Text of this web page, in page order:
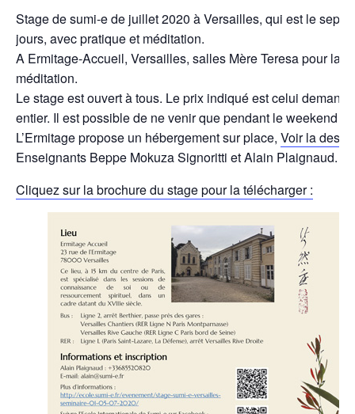
Stage de sumi-e de juillet 2020 à Versailles, qui est le
jours, avec pratique et méditation.
A Ermitage-Accueil, Versailles, salles Mère Teresa pour la
méditation.
Le stage est ouvert à tous. Le prix indiqué est celui
entier. Il est possible de ne venir que pendant le weekend
L’Ermitage propose un hébergement sur place, Voir la
Enseignants Beppe Mokuza Signoritti et Alain Plaignaud.
Cliquez sur la brochure du stage pour la télécharger :